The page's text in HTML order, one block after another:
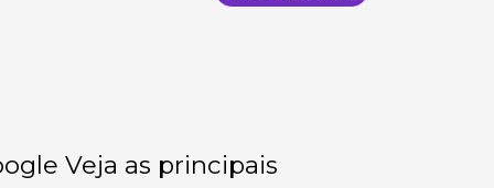
Veja as principais